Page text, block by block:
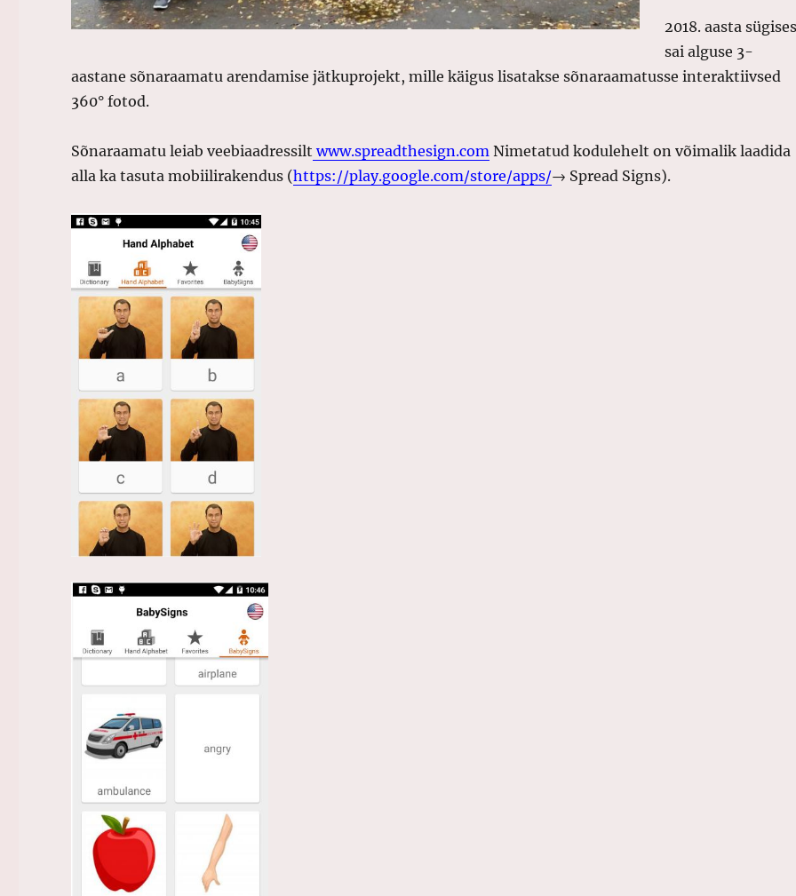
2018. aasta
sai alguse 3-
aastane sõnaraamatu arendamise jätkuprojekt, mille käigus lisatakse sõnaraamatusse interaktiivsed
360° fotod.
Sõnaraamatu leiab veebiaadressilt www.spreadthesign.com Nimetatud kodulehelt on võimalik laadida
alla ka tasuta mobiilirakendus (https://play.google.com/store/apps/→ Spread Signs).